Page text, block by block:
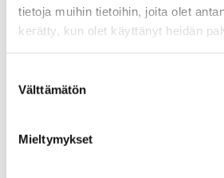
tietoja muihin tietoihin, joita olet
kerätty, kun olet käyttänyt heidän
valinta
Välttämätön
Mieltymykset
Parven pinta-ala
Pesukone
Radio/CD
Sauna